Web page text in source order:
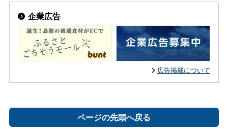
企業広告
広告掲載について
ページの先頭へ戻る